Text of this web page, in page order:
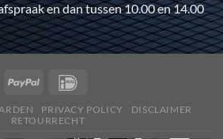
en dan tussen 10.00 en 14.00
PRIVACY POLICY
DISCLAIMER
RETOURRECHT